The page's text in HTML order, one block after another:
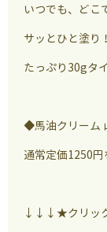
いつでも、どこ
サッとひと塗り！
たっぷり30gタ
◆馬油クリーム
通常定価1250円
↓↓↓★クリッ